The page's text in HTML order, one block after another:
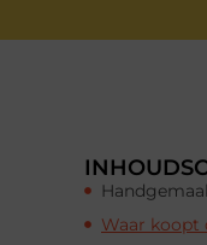
Waar koopt